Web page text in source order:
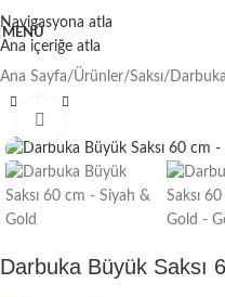
Navigasyona atla
Ana içeriğe atla
MENÜ
Ana Sayfa/Ürünler/Saksı/
Darbuka Büyük Saksı